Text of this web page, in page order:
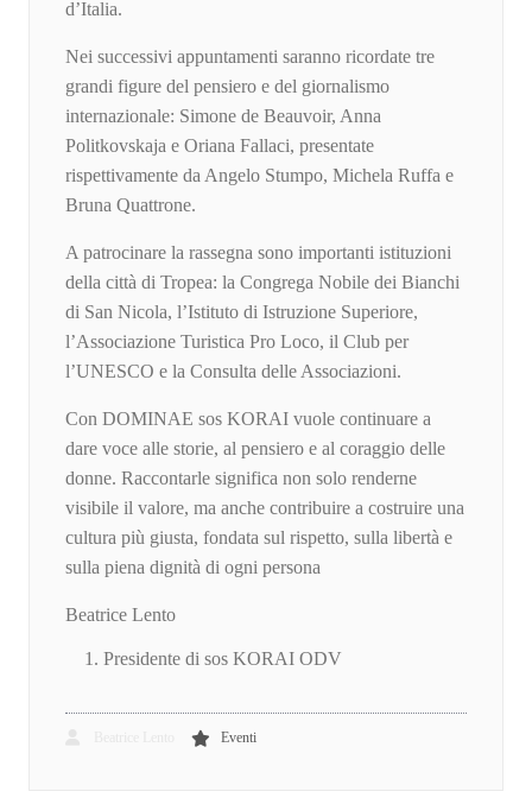
d’Italia.
Nei successivi appuntamenti saranno ricordate tre
grandi figure del pensiero e del giornalismo
internazionale: Simone de Beauvoir, Anna
Politkovskaja e Oriana Fallaci, presentate
rispettivamente da Angelo Stumpo, Michela Ruffa e
Bruna Quattrone.
A patrocinare la rassegna sono importanti istituzioni
della città di Tropea: la Congrega Nobile dei Bianchi
di San Nicola, l’Istituto di Istruzione Superiore,
l’Associazione Turistica Pro Loco, il Club per
l’UNESCO e la Consulta delle Associazioni.
Con DOMINAE sos KORAI vuole continuare a
dare voce alle storie, al pensiero e al coraggio delle
donne. Raccontarle significa non solo renderne
visibile il valore, ma anche contribuire a costruire una
cultura più giusta, fondata sul rispetto, sulla libertà e
sulla piena dignità di ogni persona
Beatrice Lento
Presidente di sos KORAI ODV
Eventi